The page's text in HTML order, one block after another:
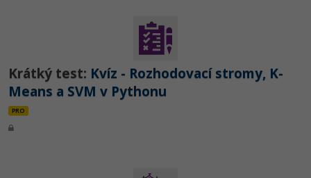
Krátký test: Kvíz - Rozhodovací stromy, K-
Means a SVM v Pythonu
PRO